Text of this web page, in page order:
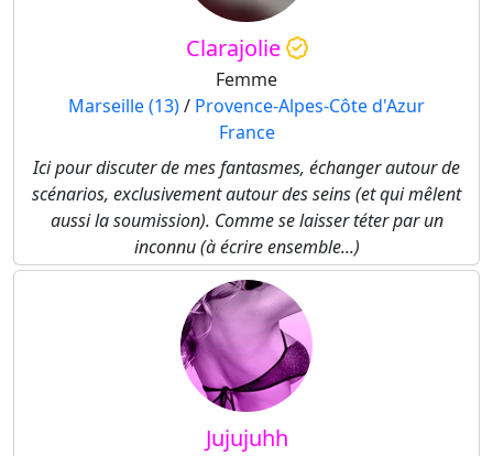
Clarajolie
Femme
Marseille (13)/ Provence-Alpes-Côte d'Azur
France
Ici pour discuter de mes fantasmes, échanger autour de
scénarios, exclusivement autour des seins (et qui mêlent
aussi la soumission). Comme se laisser téter par un
inconnu (à écrire ensemble...)
Jujujuhh